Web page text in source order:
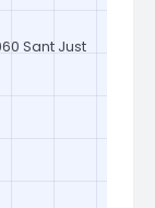
Sant Just